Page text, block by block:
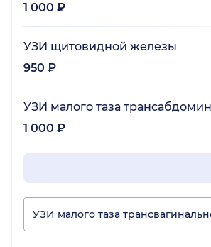
1 000 ₽
УЗИ щитовидной железы
950 ₽
УЗИ малого таза
1 000 ₽
УЗИ малого таза